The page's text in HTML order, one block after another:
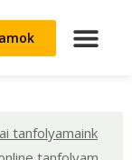
tanfolyamaink